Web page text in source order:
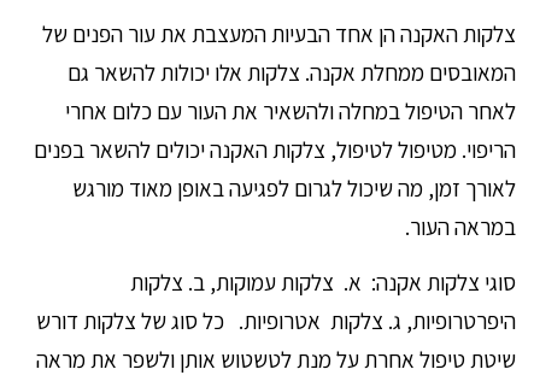
צלקות האקנה הן אחד הבעיות המעצבת את עור הפנים של
המאובסים ממחלת אקנה. צלקות אלו יכולות להשאר גם
לאחר הטיפול במחלה ולהשאיר את העור עם כלום אחרי
הריפוי. מטיפול לטיפול, צלקות האקנה יכולים להשאר בפנים
לאורך זמן, מה שיכול לגרום לפגיעה באופן מאוד מורגש
במראה העור.
סוגי צלקות אקנה: א. צלקות עמוקות, ב. צלקות
היפרטרופיות, ג. צלקות אטרופיות. כל סוג של צלקות דורש
שיטת טיפול אחרת על מנת לטשטוש אותן ולשפר את מראה